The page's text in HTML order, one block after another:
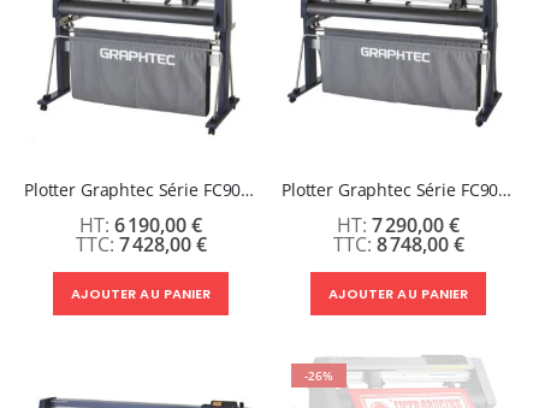
Plotter Graphtec Série FC9000-100 - Garantie 3 ans
7 428,00 €
6 190,00 €
AJOUTER AU PANIER
Plotter Graphtec Série FC9000-140 - Garantie 3 ans
8 748,00 €
7 290,00 €
AJOUTER AU PANIER
-26%